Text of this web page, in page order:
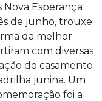
Esperança
de junho, trouxe
da melhor
com diversas
do casamento
junina. Um
foi a